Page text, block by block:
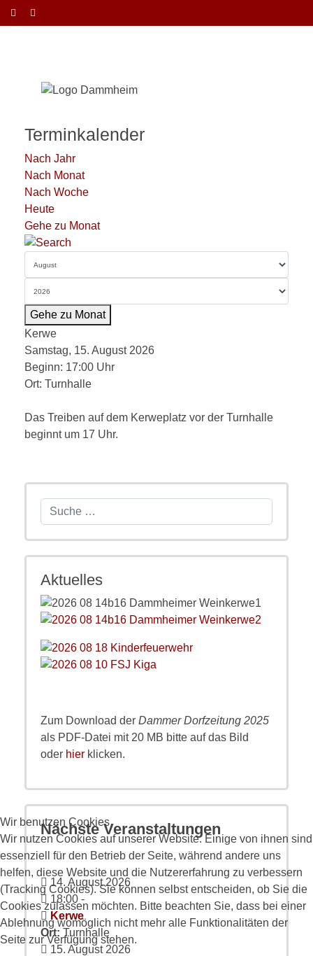
Terminkalender
Nach Jahr
Nach Monat
Nach Woche
Heute
Gehe zu Monat
Gehe zu Monat
Kerwe
Samstag, 15. August 2026
Beginn: 17:00 Uhr
Ort: Turnhalle
Das Treiben auf dem Kerweplatz vor der Turnhalle
beginnt um 17 Uhr.
Suchen
Aktuelles
Zum Download der Dammer Dorfzeitung 2025
als PDF-Datei mit 20 MB bitte auf das Bild
oder hier klicken.
Nächste Veranstaltungen
14. August 2026
18:00 -
Kerwe
Ort: Turnhalle
15. August 2026
Wir benutzen Cookies
Wir nutzen Cookies auf unserer Website. Einige von ihnen sind
essenziell für den Betrieb der Seite, während andere uns
helfen, diese Website und die Nutzererfahrung zu verbessern
(Tracking Cookies). Sie können selbst entscheiden, ob Sie die
Cookies zulassen möchten. Bitte beachten Sie, dass bei einer
Ablehnung womöglich nicht mehr alle Funktionalitäten der
Seite zur Verfügung stehen.